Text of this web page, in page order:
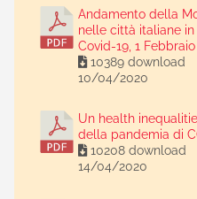
Andamento della
nelle città italiane in
Covid-19, 1
10389 download
10/04/2020
Un health
della pandemia di
10208 download
14/04/2020